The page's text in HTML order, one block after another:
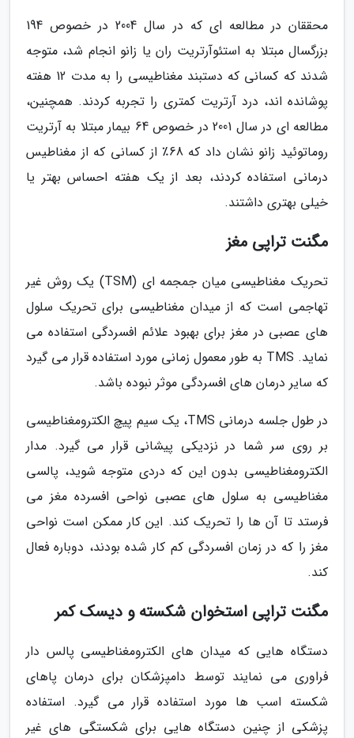
محققان در مطالعه ای که در سال 2004 در خصوص 194
بزرگسال مبتلا به استئوآرتریت ران یا زانو انجام شد، متوجه
شدند که کسانی که دستبند مغناطیسی را به مدت 12 هفته
پوشانده اند، درد آرتریت کمتری را تجربه کردند. همچنین،
مطالعه ای در سال 2001 در خصوص 64 بیمار مبتلا به آرتریت
روماتوئید زانو نشان داد که 68٪ از کسانی که از مغناطیس
درمانی استفاده کردند، بعد از یک هفته احساس بهتر یا
خیلی بهتری داشتند.
مگنت تراپی مغز
تحریک مغناطیسی میان جمجمه ای (TSM) یک روش غیر
تهاجمی است که از میدان مغناطیسی برای تحریک سلول
های عصبی در مغز برای بهبود علائم افسردگی استفاده می
نماید. TMS به طور معمول زمانی مورد استفاده قرار می گیرد
که سایر درمان های افسردگی موثر نبوده باشد.
در طول جلسه درمانی TMS، یک سیم پیچ الکترومغناطیسی
بر روی سر شما در نزدیکی پیشانی قرار می گیرد. مدار
الکترومغناطیسی بدون این که دردی متوجه شوید، پالسی
مغناطیسی به سلول های عصبی نواحی افسرده مغز می
فرستد تا آن ها را تحریک کند. این کار ممکن است نواحی
مغز را که در زمان افسردگی کم کار شده بودند، دوباره فعال
کند.
مگنت تراپی استخوان شکسته و دیسک کمر
دستگاه هایی که میدان های الکترومغناطیسی پالس دار
فراوری می نمایند توسط دامپزشکان برای درمان پاهای
شکسته اسب ها مورد استفاده قرار می گیرد. استفاده
پزشکی از چنین دستگاه هایی برای شکستگی های غیر